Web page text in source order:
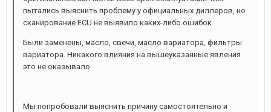
пытались выяснить проблему у официальных диллеров, но
сканирование ECU не выявило каких-либо ошибок.
Были заменены, масло, свечи, масло вариатора, фильтры
вариатора. Никакого влияния на вышеуказанные явления
это не оказывало.
Мы попробовали выяснить причину самостоятельно и